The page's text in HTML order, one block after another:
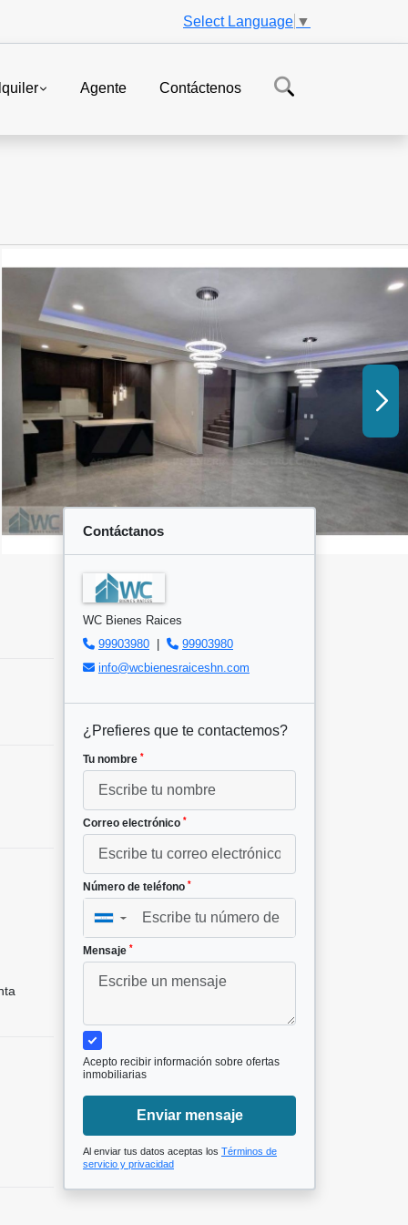
Select Language ▼
Agente Contáctenos
Contáctanos
WC Bienes Raices
99903980
99903980
info@wcbienesraiceshn.com
¿Prefieres que te contactemos?
Tu nombre *
Correo electrónico *
Número de teléfono *
▼
Mensaje *
Acepto recibir información sobre ofertas
inmobiliarias
Enviar mensaje
Al enviar tus datos aceptas los Términos de
servicio y privacidad